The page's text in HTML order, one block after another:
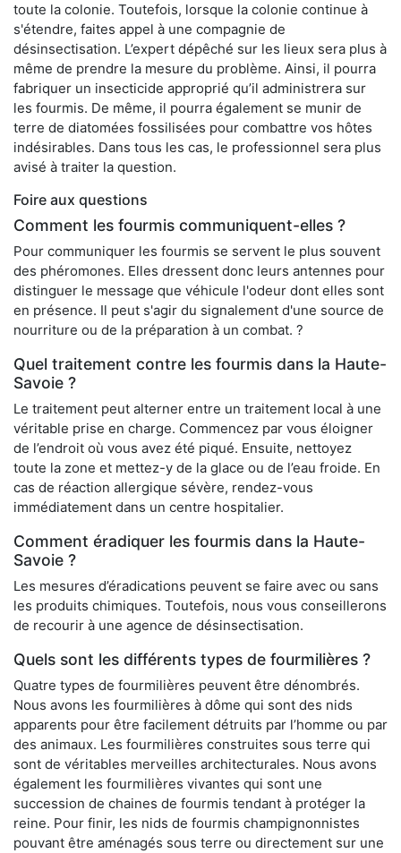
toute la colonie. Toutefois, lorsque la colonie continue à
s'étendre, faites appel à une compagnie de
désinsectisation. L’expert dépêché sur les lieux sera plus à
même de prendre la mesure du problème. Ainsi, il pourra
fabriquer un insecticide approprié qu’il administrera sur
les fourmis. De même, il pourra également se munir de
terre de diatomées fossilisées pour combattre vos hôtes
indésirables. Dans tous les cas, le professionnel sera plus
avisé à traiter la question.
Foire aux questions
Comment les fourmis communiquent-elles ?
Pour communiquer les fourmis se servent le plus souvent
des phéromones. Elles dressent donc leurs antennes pour
distinguer le message que véhicule l'odeur dont elles sont
en présence. Il peut s'agir du signalement d'une source de
nourriture ou de la préparation à un combat. ?
Quel traitement contre les fourmis dans la Haute-
Savoie ?
Le traitement peut alterner entre un traitement local à une
véritable prise en charge. Commencez par vous éloigner
de l’endroit où vous avez été piqué. Ensuite, nettoyez
toute la zone et mettez-y de la glace ou de l’eau froide. En
cas de réaction allergique sévère, rendez-vous
immédiatement dans un centre hospitalier.
Comment éradiquer les fourmis dans la Haute-
Savoie ?
Les mesures d’éradications peuvent se faire avec ou sans
les produits chimiques. Toutefois, nous vous conseillerons
de recourir à une agence de désinsectisation.
Quels sont les différents types de fourmilières ?
Quatre types de fourmilières peuvent être dénombrés.
Nous avons les fourmilières à dôme qui sont des nids
apparents pour être facilement détruits par l’homme ou par
des animaux. Les fourmilières construites sous terre qui
sont de véritables merveilles architecturales. Nous avons
également les fourmilières vivantes qui sont une
succession de chaines de fourmis tendant à protéger la
reine. Pour finir, les nids de fourmis champignonnistes
pouvant être aménagés sous terre ou directement sur une